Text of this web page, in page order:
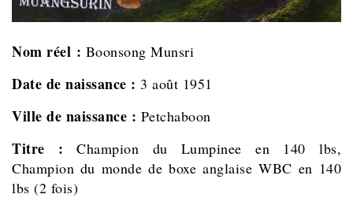
Nom réel : Boonsong Munsri
Date de naissance : 3 août 1951
Ville de naissance : Petchaboon
Titre :Champion du Lumpinee en 140 lbs,
Champion du monde de boxe anglaise WBC en 140
lbs (2 fois)